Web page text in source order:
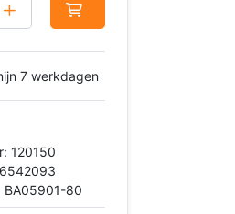
7 werkdagen
120150
BA05901-80